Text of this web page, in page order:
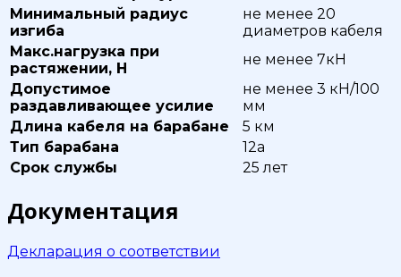
Минимальный радиус
изгиба
не менее 20
диаметров кабеля
Макс.нагрузка при
растяжении, Н
не менее 7кН
Допустимое
раздавливающее усилие
не менее 3 кН/100
мм
Длина кабеля на барабане
5 км
Тип барабана
12а
Срок службы
25 лет
Документация
Декларация о соответствии